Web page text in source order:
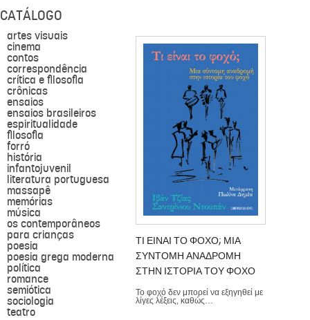
CATÁLOGO
artes visuais
cinema
contos
correspondência
crítica e filosofia
crônicas
ensaios
ensaios brasileiros
espiritualidade
filosofia
forró
história
infantojuvenil
literatura portuguesa
massapê
memórias
música
os contemporâneos
para crianças
poesia
poesia grega moderna
política
romance
semiótica
sociologia
teatro
ΤΙ ΕΙΝΑΙ ΤΟ ΦΟΧΟ; ΜΙΑ
ΣΥΝΤΟΜΗ ΑΝΑΔΡΟΜΗ
ΣΤΗΝ ΙΣΤΟΡΙΑ ΤΟΥ ΦΟΧΟ
Το φοχό δεν μπορεί να εξηγηθεί με
λίγες λέξεις, καθώς…